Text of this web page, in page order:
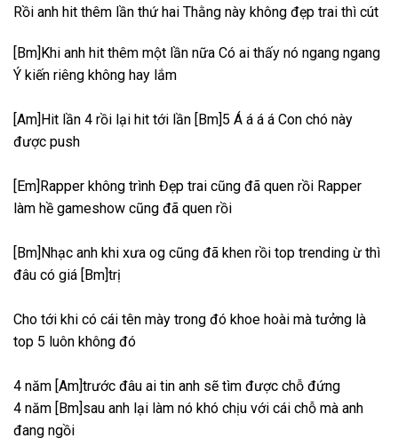
Rồi anh hit thêm lần thứ hai Thằng này không đẹp trai thì cút
[Bm]Khi anh hit thêm một lần nữa Có ai thấy nó ngang ngang
Ý kiến riêng không hay lắm
[Am]Hit lần 4 rồi lại hit tới lần [Bm]5 Á á á á Con chó này
được push
[Em]Rapper không trình Đẹp trai cũng đã quen rồi Rapper
làm hề gameshow cũng đã quen rồi
[Bm]Nhạc anh khi xưa og cũng đã khen rồi top trending ừ thì
đâu có giá [Bm]trị
Cho tới khi có cái tên mày trong đó khoe hoài mà tưởng là
top 5 luôn không đó
4 năm [Am]trước đâu ai tin anh sẽ tìm được chỗ đứng
4 năm [Bm]sau anh lại làm nó khó chịu với cái chỗ mà anh
đang ngồi